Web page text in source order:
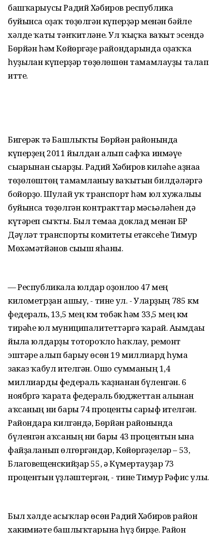
башҡарыусы Радий Хәбиров республика
буйынса оҙаҡ төҙөлгән күперҙәр менән бәйле
хәлде ҡаты тәнҡитләне. Ул ҡыҫҡа ваҡыт эсендә
Бөрйән һәм Көйөргәҙе райондарында оҙаҡҡа
һуҙылған күперҙәр төҙөлөшөн тамамлауҙы талап
итте.
Бигерәк тә Башлыҡты Бөрйән районында
күперҙең 2011 йылдан алып сафҡа инмәүе
сығарынан сығарҙы. Радий Хәбиров киләһе аҙнаға
төҙөлөштөң тамамланыу ваҡытын билдәләргә
бойорҙо. Шулай уҡ транспорт һәм юл хужалығы
буйынса төҙөлгән контракттар мәсьәләһен дә
күтәреп сыҡты. Был темаға доклад менән БР
Дәүләт транспорты комитеты етәксеһе Тимур
Мөхәмәтйәнов сығыш яһаны.
— Республикала юлдар оҙонлоғо 47 мең
километрҙан ашыу, - тине ул. - Уларҙың 785 км
федераль, 13,5 мең км төбәк һәм 33,5 мең км
тирәһе юл муниципалитеттәргә ҡарай. Ағымдағы
йылға юлдарҙы тотороҡло һаҡлау, ремонт
эштәре алып барыу өсөн 19 миллиард һумға
заказ ҡабул ителгән. Ошо сумманың 1,4
миллиарды федераль ҡаҙнанан бүленгән. 6
ноябргә ҡарата федераль бюджеттан алынған
аҡсаның ни бары 74 проценты сарыф ителгән.
Райондарға килгәндә, Бөрйән районында
бүленгән аҡсаның ни бары 43 процентын ғына
файҙаланып өлгөргәндәр, Көйөргәҙеләр – 53,
Благовещенскийҙар 55, ә Күмертауҙар 73
процентын үҙләштергән, - тине Тимур Рәфис улы.
Был хәлде асыҡлар өсөн Радий Хәбиров район
хакимиәте башлыҡтарына һүҙ бирҙе. Район